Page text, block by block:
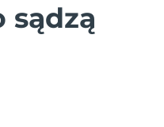
sądzą